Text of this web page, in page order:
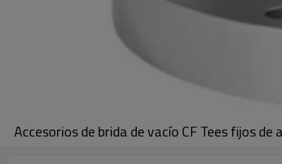
Accesorios de brida de vacío CF Tees fijos de